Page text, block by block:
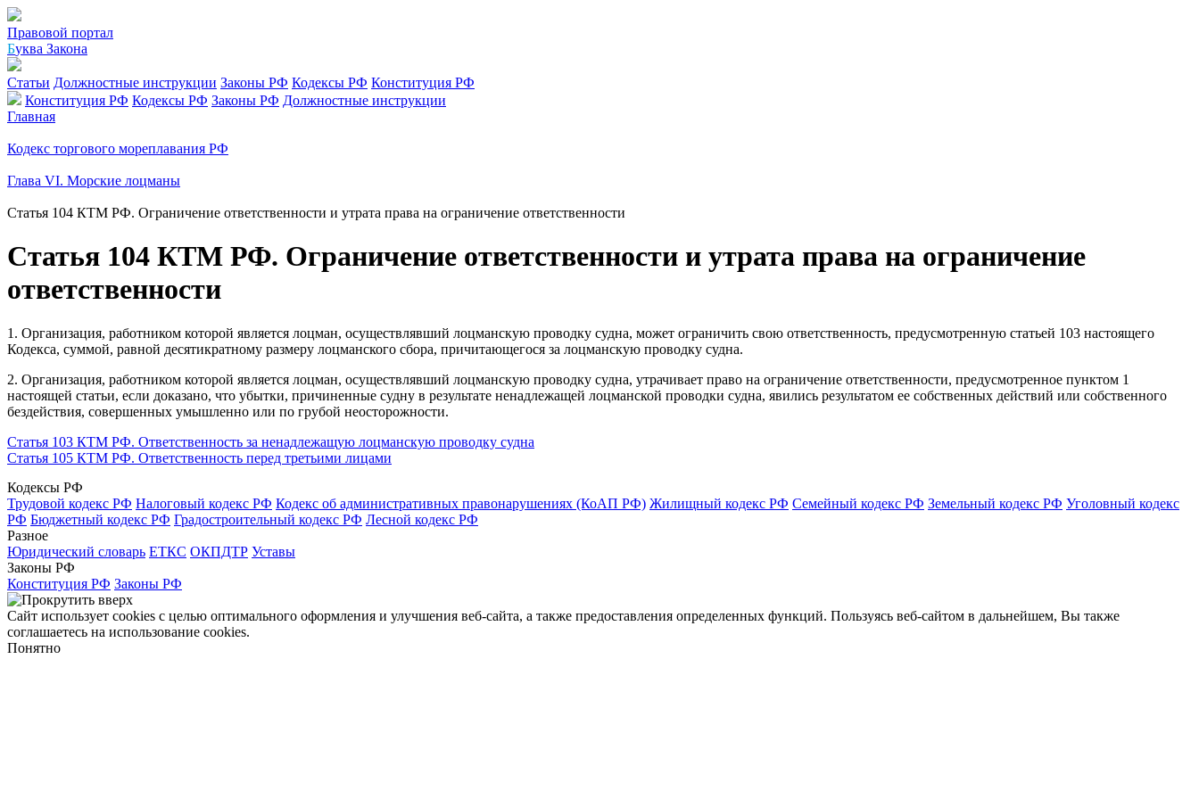
Правовой портал
Буква Закона
Статьи Должностные инструкции Законы РФ Кодексы РФ Конституция РФ
Конституция РФ Кодексы РФ Законы РФ Должностные инструкции
Главная
Кодекс торгового мореплавания РФ
Глава VI. Морские лоцманы
Статья 104 КТМ РФ. Ограничение ответственности и утрата права на ограничение ответственности
Статья 104 КТМ РФ. Ограничение ответственности и утрата права на ограничение
ответственности
1. Организация, работником которой является лоцман, осуществлявший лоцманскую проводку судна, может ограничить свою ответственность, предусмотренную статьей 103 настоящего
Кодекса, суммой, равной десятикратному размеру лоцманского сбора, причитающегося за лоцманскую проводку судна.
2. Организация, работником которой является лоцман, осуществлявший лоцманскую проводку судна, утрачивает право на ограничение ответственности, предусмотренное пунктом 1
настоящей статьи, если доказано, что убытки, причиненные судну в результате ненадлежащей лоцманской проводки судна, явились результатом ее собственных действий или собственного
бездействия, совершенных умышленно или по грубой неосторожности.
Статья 103 КТМ РФ. Ответственность за ненадлежащую лоцманскую проводку судна
Статья 105 КТМ РФ. Ответственность перед третьими лицами
Кодексы РФ
Трудовой кодекс РФ Налоговый кодекс РФ Кодекс об административных правонарушениях (КоАП РФ) Жилищный кодекс РФ Семейный кодекс РФ Земельный кодекс РФ Уголовный кодекс
РФ Бюджетный кодекс РФ Градостроительный кодекс РФ Лесной кодекс РФ
Разное
Юридический словарь ЕТКС ОКПДТР Уставы
Законы РФ
Конституция РФ Законы РФ
Сайт использует cookies с целью оптимального оформления и улучшения веб-сайта, а также предоставления определенных функций. Пользуясь веб-сайтом в дальнейшем, Вы также
соглашаетесь на использование cookies.
Понятно